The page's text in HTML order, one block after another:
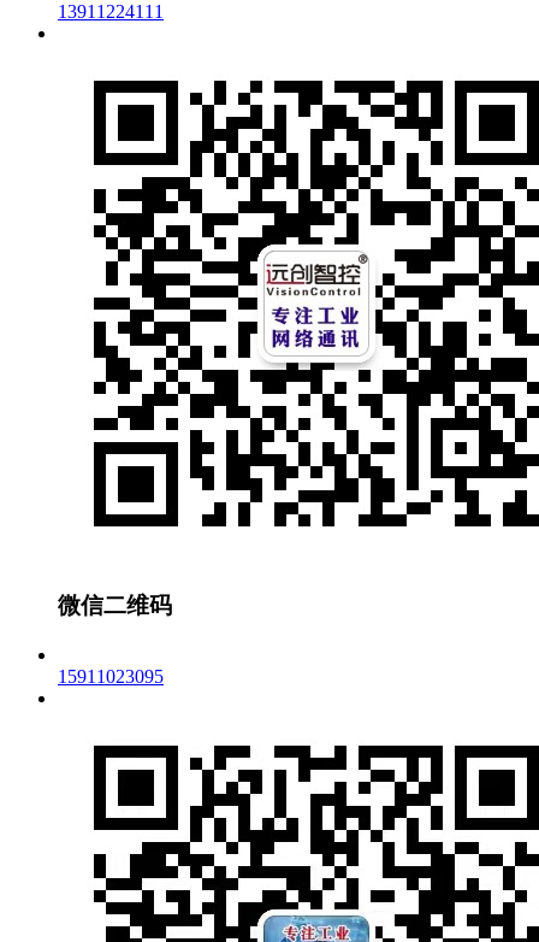
13911224111
微信二维码
15911023095